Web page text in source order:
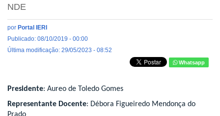
NDE
por Portal IERI
Publicado: 08/10/2019 - 00:00
Última modificação: 29/05/2023 - 08:52
Whatsapp
Presidente: Aureo de Toledo Gomes
Representante Docente: Débora Figueiredo Mendonça do